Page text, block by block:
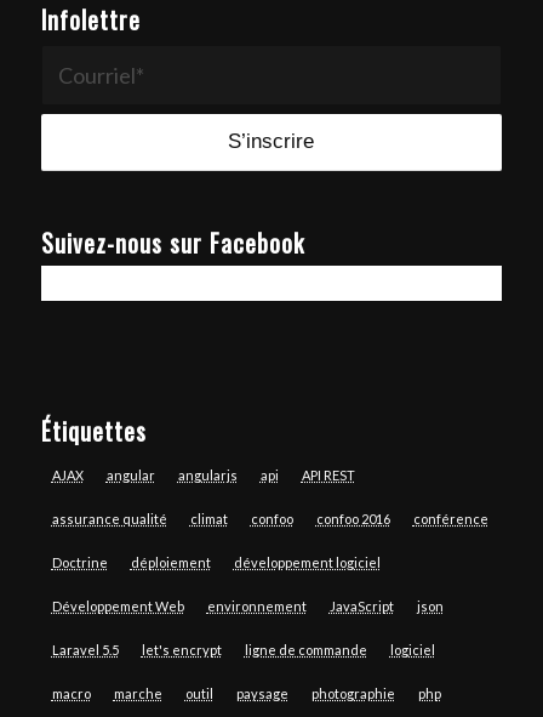
Infolettre
Suivez-nous sur Facebook
Étiquettes
AJAX angular angularjs api API REST
assurance qualité climat confoo confoo 2016 conférence
Doctrine déploiement développement logiciel
Développement Web environnement JavaScript json
Laravel 5.5 let's encrypt ligne de commande logiciel
macro marche outil paysage photographie php